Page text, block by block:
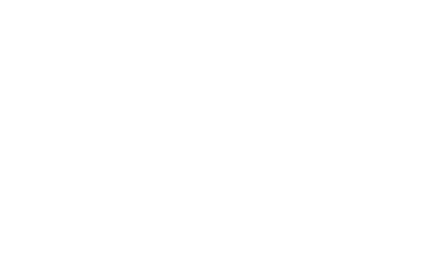
en octubre y estaríamos encantados de organizar una